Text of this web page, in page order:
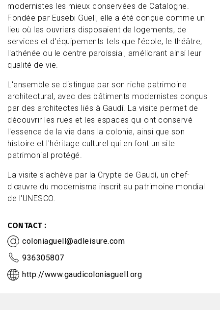
modernistes les mieux conservées de Catalogne.
Fondée par Eusebi Güell, elle a été conçue comme un
lieu où les ouvriers disposaient de logements, de
services et d'équipements tels que l'école, le théâtre,
l'athénée ou le centre paroissial, améliorant ainsi leur
qualité de vie.
L'ensemble se distingue par son riche patrimoine
architectural, avec des bâtiments modernistes conçus
par des architectes liés à Gaudí. La visite permet de
découvrir les rues et les espaces qui ont conservé
l'essence de la vie dans la colonie, ainsi que son
histoire et l'héritage culturel qui en font un site
patrimonial protégé.
La visite s'achève par la Crypte de Gaudí, un chef-
d'œuvre du modernisme inscrit au patrimoine mondial
de l'UNESCO.
CONTACT
coloniaguell@adleisure.com
936305807
http://www.gaudicoloniaguell.org